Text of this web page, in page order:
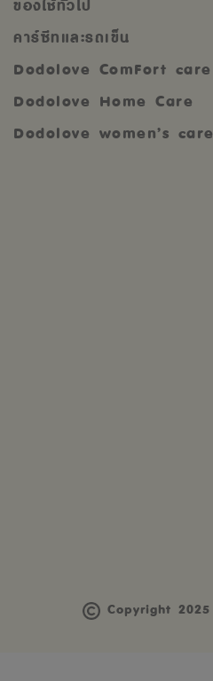
ของใช้ทั่วไป
คาร์ซีทและรถเข็น
Dodolove ComFort care
Dodolove Home Care
Dodolove women’s care
Copyright 2025